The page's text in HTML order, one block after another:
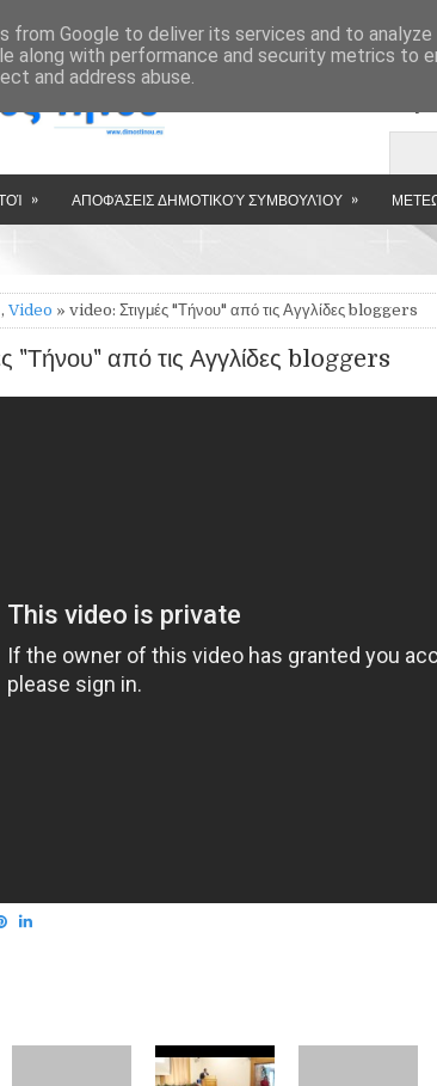
» » »
» ΑΠΟΦΆΣΕΙΣ ΔΗΜΟΤΙΚΟΎ ΣΥΜΒΟΥΛΊΟΥ »
, Video » video: Στιγμές "Τήνου" από τις Αγγλίδες bloggers
"Τήνου" από τις Αγγλίδες bloggers
from Google to deliver its services and to
along with performance and security metrics to
and address abuse.